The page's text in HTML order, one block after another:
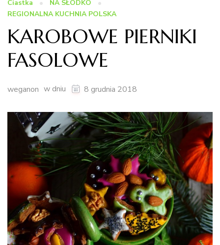
Ciastka
NA SŁODKO
REGIONALNA KUCHNIA POLSKA
KAROBOWE PIERNIKI
FASOLOWE
weganon w dniu 8 grudnia 2018